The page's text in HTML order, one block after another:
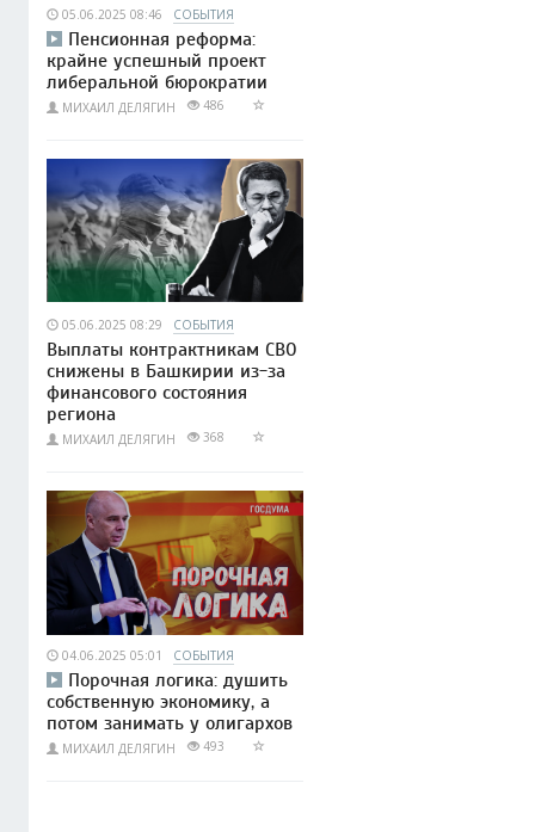
05.06.2025 08:46 СОБЫТИЯ
Пенсионная реформа:
крайне успешный проект
либеральной бюрократии
МИХАИЛ ДЕЛЯГИН 486
05.06.2025 08:29 СОБЫТИЯ
Выплаты контрактникам СВО
снижены в Башкирии из-за
финансового состояния
региона
МИХАИЛ ДЕЛЯГИН 368
04.06.2025 05:01 СОБЫТИЯ
Порочная логика: душить
собственную экономику, а
потом занимать у олигархов
МИХАИЛ ДЕЛЯГИН 493